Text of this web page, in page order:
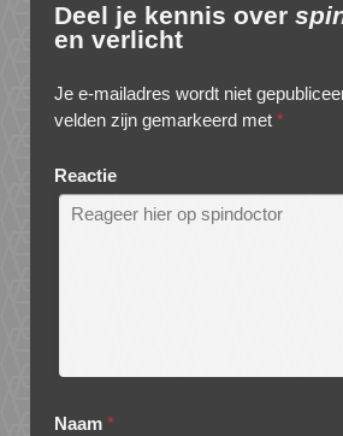
Deel je kennis over
en verlicht
Je e-mailadres wordt niet
velden zijn gemarkeerd met *
Reactie
Naam *